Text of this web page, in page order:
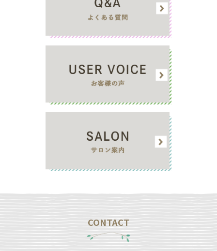
CONTACT